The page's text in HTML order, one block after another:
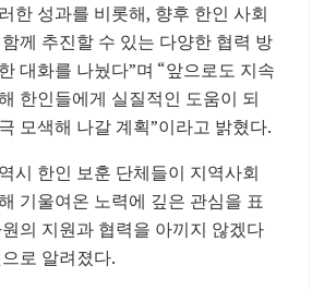
한 성과를 비롯해, 향후 한인 사회
께 추진할 수 있는 다양한 협력 방
대화를 나눴다”며 “앞으로도 지속
한인들에게 실질적인 도움이 되
모색해 나갈 계획”이라고 밝혔다.
시 한인 보훈 단체들이 지역사회
기울여온 노력에 깊은 관심을 표
의 지원과 협력을 아끼지 않겠다
로 알려졌다.